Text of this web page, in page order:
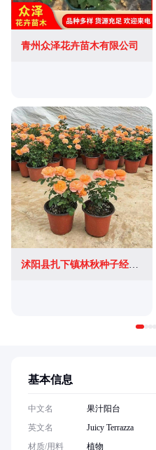
青州众泽花卉苗木有限公司
沭阳县扎下镇林秋种子经营部
基本信息
中文名
果汁阳台
英文名
Juicy Terrazza
材质/用料
植物